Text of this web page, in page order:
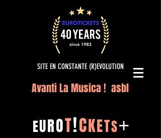
SITE EN CONSTANTE (R)EVOLUTION
Avanti La Musica ! asbl
EUROT!CKETS+